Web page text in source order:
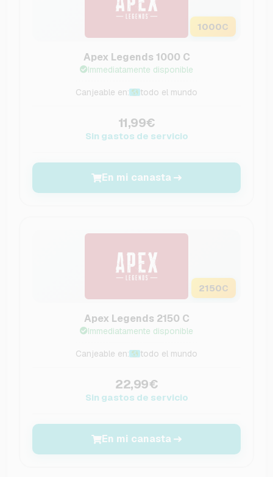
1000C
Apex Legends 1000 C
Immediatamente disponible
Canjeable en: todo el mundo
11,99€
Sin gastos de servicio
En mi canasta
2150C
Apex Legends 2150 C
Immediatamente disponible
Canjeable en: todo el mundo
22,99€
Sin gastos de servicio
En mi canasta